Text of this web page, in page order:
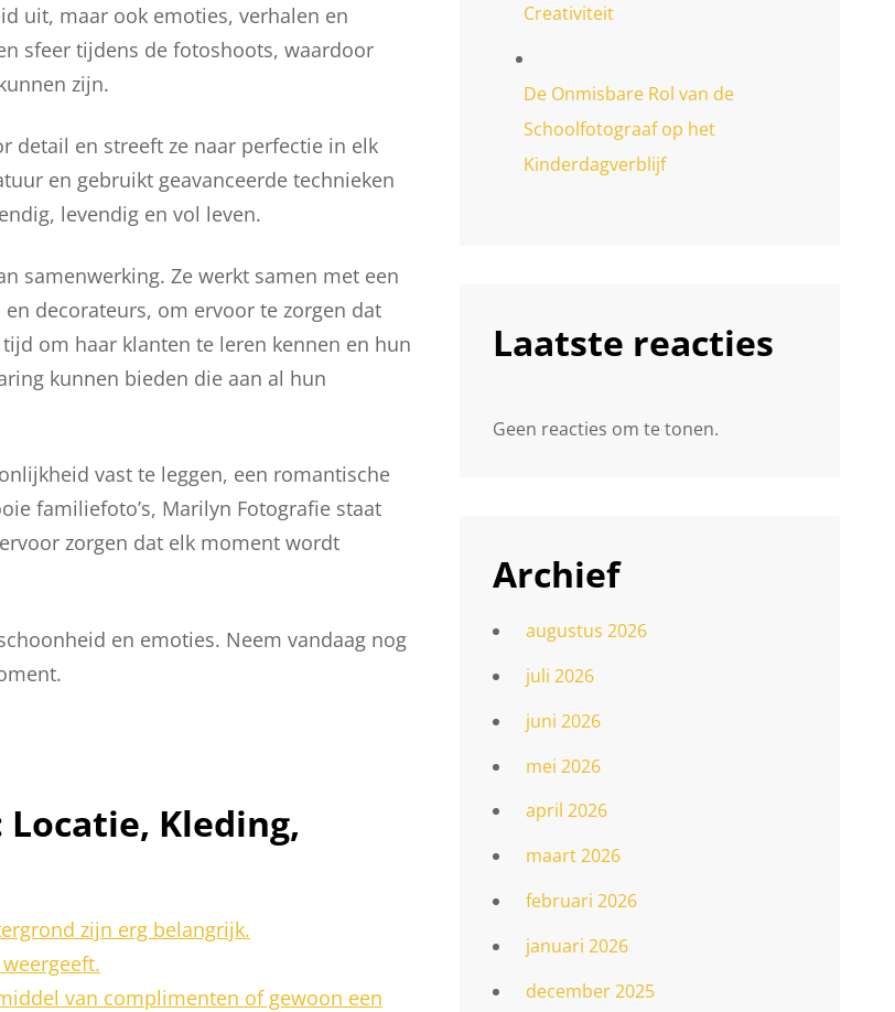
uit, maar ook emoties, verhalen en
sfeer tijdens de fotoshoots, waardoor
zijn.
detail en streeft ze naar perfectie in elk
en gebruikt geavanceerde technieken
levendig en vol leven.
samenwerking. Ze werkt samen met een
decorateurs, om ervoor te zorgen dat
om haar klanten te leren kennen en hun
kunnen bieden die aan al hun
vast te leggen, een romantische
familiefoto’s, Marilyn Fotografie staat
zorgen dat elk moment wordt
en emoties. Neem vandaag nog
Kleding,
zijn erg belangrijk.
van complimenten of gewoon een
Creativiteit
De Onmisbare Rol van de
Schoolfotograaf op het
Kinderdagverblijf
Laatste reacties
Geen reacties om te tonen.
Archief
augustus 2026
juli 2026
juni 2026
mei 2026
april 2026
maart 2026
februari 2026
januari 2026
december 2025